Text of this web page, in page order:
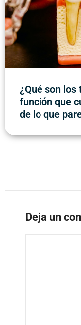
¿Qué son los
función que
de lo que
Deja un